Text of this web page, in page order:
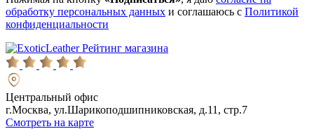
обработку персональных данных и соглашаюсь с Политикой
конфиденциальности
Рейтинг магазина
Центральный офис
г.Москва, ул.Шарикоподшипниковская, д.11, стр.7
Смотреть на карте